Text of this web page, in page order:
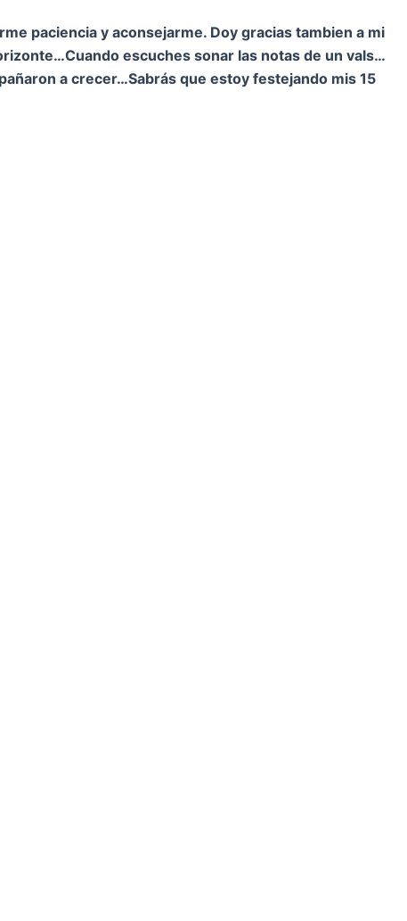
paciencia y aconsejarme. Doy gracias tambien a mi
Cuando escuches sonar las notas de un vals…
a crecer…Sabrás que estoy festejando mis 15